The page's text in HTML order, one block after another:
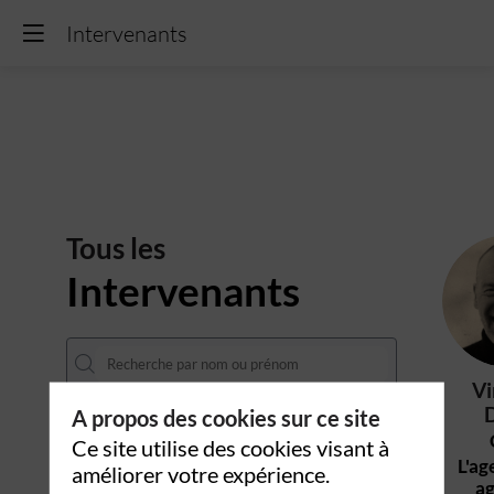
Intervenants
Tous les
Intervenants
A propos des cookies sur ce site
Ce site utilise des cookies visant à
améliorer votre expérience.